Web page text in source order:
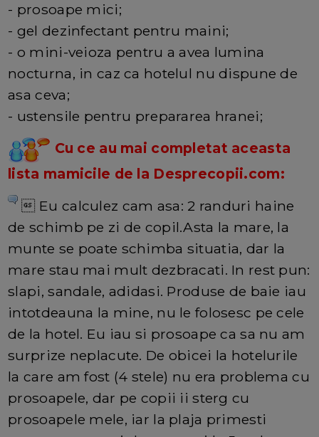
- prosoape mici;
- gel dezinfectant pentru maini;
- o mini-veioza pentru a avea lumina
nocturna, in caz ca hotelul nu dispune de
asa ceva;
- ustensile pentru prepararea hranei;
Cu ce au mai completat aceasta
lista mamicile de la Desprecopii.com:
Eu calculez cam asa: 2 randuri haine
de schimb pe zi de copil.Asta la mare, la
munte se poate schimba situatia, dar la
mare stau mai mult dezbracati. In rest pun:
slapi, sandale, adidasi. Produse de baie iau
intotdeauna la mine, nu le folosesc pe cele
de la hotel. Eu iau si prosoape ca sa nu am
surprize neplacute. De obicei la hotelurile
la care am fost (4 stele) nu era problema cu
prosoapele, dar pe copii ii sterg cu
prosoapele mele, iar la plaja primesti